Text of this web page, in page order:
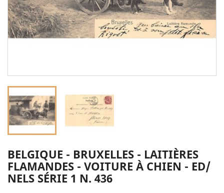
BELGIQUE - BRUXELLES - LAITIÈRES
FLAMANDES - VOITURE À CHIEN - ED/
NELS SÉRIE 1 N. 436